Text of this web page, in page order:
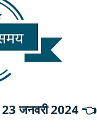
23 जनवरी 2024 👈